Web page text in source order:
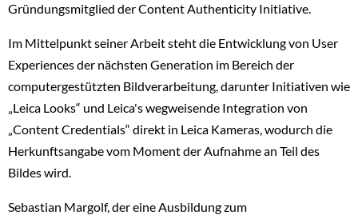
Gründungsmitglied der Content Authenticity Initiative.
Im Mittelpunkt seiner Arbeit steht die Entwicklung von User
Experiences der nächsten Generation im Bereich der
computergestützten Bildverarbeitung, darunter Initiativen wie
„Leica Looks“ und Leica's wegweisende Integration von
„Content Credentials“ direkt in Leica Kameras, wodurch die
Herkunftsangabe vom Moment der Aufnahme an Teil des
Bildes wird.
Sebastian Margolf, der eine Ausbildung zum